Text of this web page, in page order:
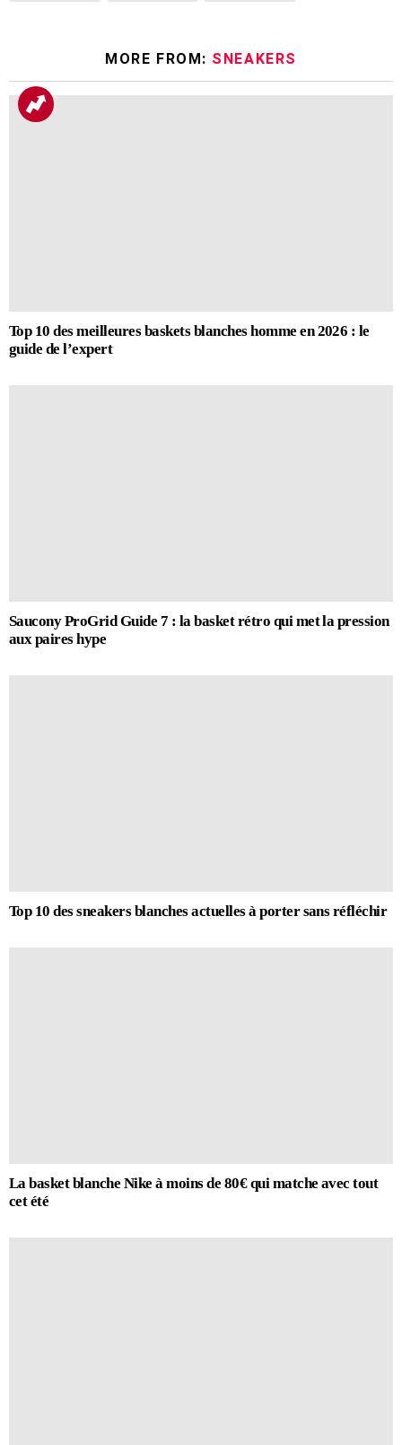
MORE FROM: SNEAKERS
Top 10 des meilleures baskets blanches homme en 2026 : le
guide de l’expert
Saucony ProGrid Guide 7 : la basket rétro qui met la pression
aux paires hype
Top 10 des sneakers blanches actuelles à porter sans réfléchir
La basket blanche Nike à moins de 80€ qui matche avec tout
cet été